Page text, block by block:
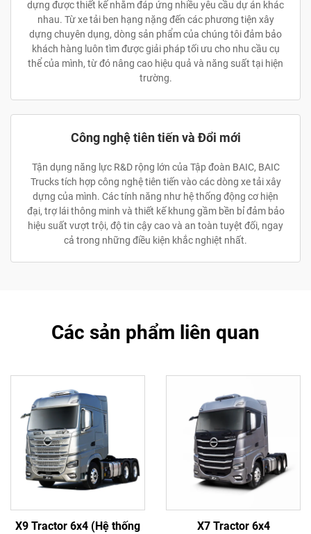
dựng được thiết kế nhằm đáp ứng nhiều yêu cầu dự án khác
nhau. Từ xe tải ben hạng nặng đến các phương tiện xây
dựng chuyên dụng, dòng sản phẩm của chúng tôi đảm bảo
khách hàng luôn tìm được giải pháp tối ưu cho nhu cầu cụ
thể của mình, từ đó nâng cao hiệu quả và năng suất tại hiện
trường.
Công nghệ tiên tiến và Đổi mới
Tận dụng năng lực R&D rộng lớn của Tập đoàn BAIC, BAIC
Trucks tích hợp công nghệ tiên tiến vào các dòng xe tải xây
dựng của mình. Các tính năng như hệ thống động cơ hiện
đại, trợ lái thông minh và thiết kế khung gầm bền bỉ đảm bảo
hiệu suất vượt trội, độ tin cậy cao và an toàn tuyệt đối, ngay
cả trong những điều kiện khắc nghiệt nhất.
Các sản phẩm liên quan
X9 Tractor 6x4 (Hệ thống
X7 Tractor 6x4